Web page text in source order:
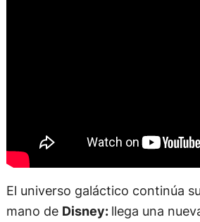
El universo galáctico continúa
mano de Disney: llega una